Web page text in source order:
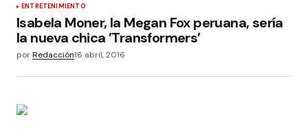
ENTRETENIMIENTO
Isabela Moner, la Megan Fox peruana, sería
la nueva chica ’Transformers’
porRedacción16 abril, 2016